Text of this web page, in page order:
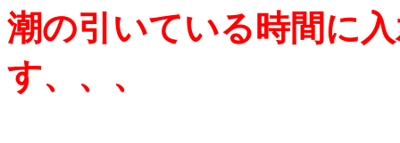
潮の引いている時間に
す、、、